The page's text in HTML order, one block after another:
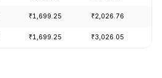
₹1,699.25 ₹2,026.76
₹1,699.25 ₹3,026.05